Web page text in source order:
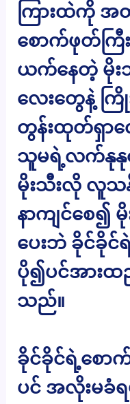
ကြားထဲကို အ
စောက်ဖုတ်က
ယက်နေတဲ့ မိုး
လေးတွေနဲ့ ကြို
တွန်းထုတ်ရှာ
သူမရဲ့လက်နုနု
မိုးသီးလို လူသ
နာကျင်စေ၍
ပေးဘဲ ခိုင်ခို
ပို၍ပင်အား
သည်။
ခိုင်ခိုင်ရဲ့စော
ပင် အလိုးမခံ